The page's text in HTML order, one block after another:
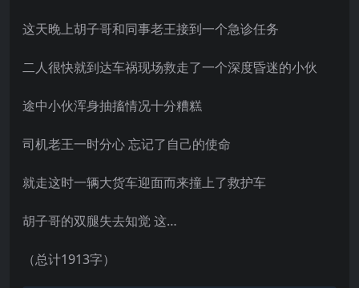
这天晚上胡子哥和同事老王接到一个急诊任务
二人很快就到达车祸现场救走了一个深度昏迷的小伙
途中小伙浑身抽搐情况十分糟糕
司机老王一时分心 忘记了自己的使命
就走这时一辆大货车迎面而来撞上了救护车
胡子哥的双腿失去知觉 这…
（总计1913字）